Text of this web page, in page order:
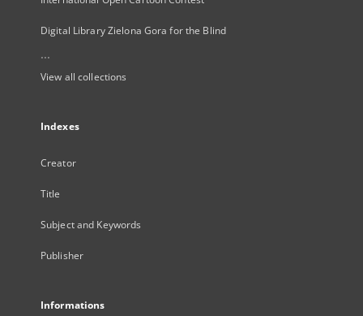
Digital Library Zielona Gora for the Blind
...
View all collections
Indexes
Creator
Title
Subject and Keywords
Publisher
Informations